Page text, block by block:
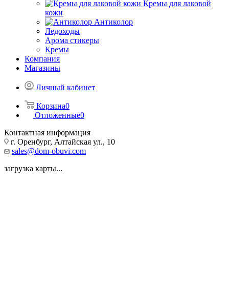
Кремы для лаковой
кожи
Антиколор
Ледоходы
Арома стикеры
Кремы
Компания
Магазины
Личный кабинет
Корзина0
Отложенные0
Контактная информация
г. Оренбург, Алтайская ул., 10
sales@dom-obuvi.com
загрузка карты...